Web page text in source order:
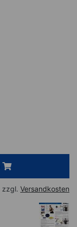
zzgl. Versandkosten